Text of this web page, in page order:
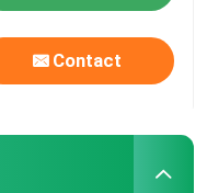
Contact